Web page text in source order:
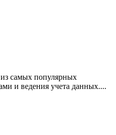
самых популярных
и ведения учета данных....